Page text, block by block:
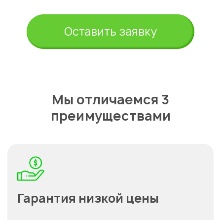
Оставить заявку
Мы отличаемся 3
преимуществами
Гарантия низкой цены